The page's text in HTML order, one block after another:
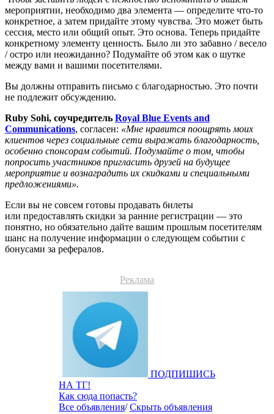
мероприятии, необходимо два элемента — определите что-то
конкретное, а затем придайте этому чувства. Это может быть
сессия, место или общий опыт. Это основа. Теперь придайте
конкретному элементу ценность. Было ли это забавно / весело
/ остро или неожиданно? Подумайте об этом как о шутке
между вами и вашими посетителями.
Вы должны отправить письмо с благодарностью. Это почти
не подлежит обсуждению.
Ruby Sohi, соучредитель Royal Blue Events and
Communications, согласен: «Мне нравится поощрять моих
клиентов через социальные сети выражать благодарность,
особенно спонсорам событий. Подумайте о том, чтобы
попросить участников пригласить друзей на будущее
мероприятие и вознаградить их скидками и специальными
предложениями».
Если вы не совсем готовы продавать билеты
или предоставлять скидки за ранние регистрации — это
понятно, но обязательно дайте вашим прошлым посетителям
шанс на получение информации о следующем событии с
бонусами за рефералов.
Реклама
ПОДПИШИСЬ
НА ТГ!
Как сюда попасть?
Все объявления/Скрыть объявления